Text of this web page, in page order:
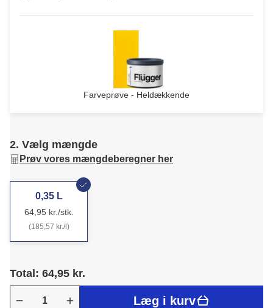
Farveprøve - Heldækkende
2. Vælg mængde
Prøv vores mængdeberegner her
0,35 L
64,95 kr./stk.
(185,57 kr./l)
Total: 64,95 kr.
Læg i kurv